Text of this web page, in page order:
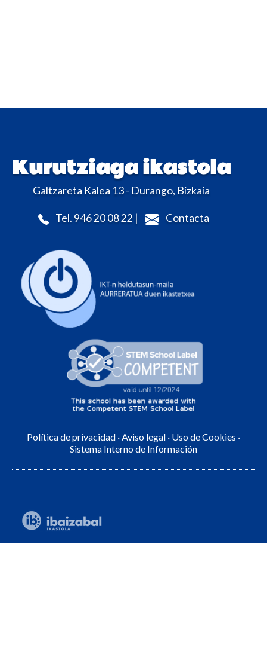
Kurutziaga ikastola
Galtzareta Kalea 13 - Durango, Bizkaia
Tel. 946 20 08 22 | Contacta
Política de privacidad ·Aviso legal · Uso de Cookies ·
Sistema Interno de Información